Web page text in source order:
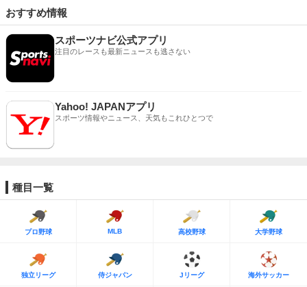
おすすめ情報
スポーツナビ公式アプリ
注目のレースも最新ニュースも逃さない
Yahoo! JAPANアプリ
スポーツ情報やニュース、天気もこれひとつで
種目一覧
プロ野球 MLB 高校野球 大学野球
独立リーグ 侍ジャパン Jリーグ 海外サッカー